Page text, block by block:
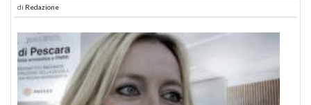
di Redazione